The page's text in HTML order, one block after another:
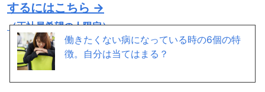
するにはこちら →
（正社員希望の人限定）
働きたくない病になっている時の6個の特
徴。自分は当てはまる？